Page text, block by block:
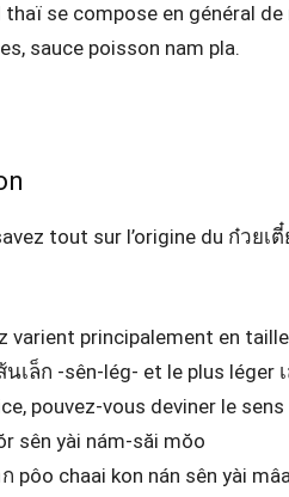
se compose en général
sauce poisson nam pla.
tout sur l’origine du ก๋วย
varient principalement en
นเล็ก -sên-lég- et le plus léger
pouvez-vous deviner le
sên yài nám-săi mŏo
chaai kon nán sên yài